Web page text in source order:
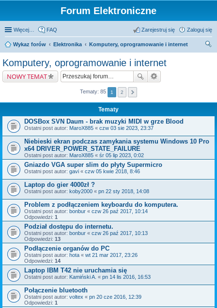
Forum Elektroniczne
Więcej… FAQ Zaloguj się
Zarejestruj się
Wykaz forów Elektronika
Komputery, oprogramowanie i internet
Komputery, oprogramowanie i internet
NOWY TEMAT
Tematy: 85 1 2
Tematy
DOSBox SVN Daum - brak muzyki MIDI w grze Blood
Ostatni post autor: MaroX885 « czw 03 sie 2023, 23:37
Niebieski ekran podczas zamykania systemu Windows 10 Pro
x64 DRIVER_POWER_STATE_FAILURE
Ostatni post autor: MaroX885 « śr 05 lip 2023, 0:02
Gniazdo VGA super slim do płyty Supermicro
Ostatni post autor: gavi « czw 05 kwie 2018, 8:46
Laptop do gier 4000zł ?
Ostatni post autor: koby2000 « pn 22 sty 2018, 14:08
Problem z podłączeniem keyboardu do komputera.
Ostatni post autor: bonbur « czw 26 paź 2017, 10:14
Odpowiedzi: 1
Podział dostępu do internetu.
Ostatni post autor: bonbur « czw 26 paź 2017, 10:13
Odpowiedzi: 13
Podłączenie organów do PC
Ostatni post autor: hota « wt 21 mar 2017, 23:26
Odpowiedzi: 14
Laptop IBM T42 nie uruchamia się
Ostatni post autor: Kamiński A. « pn 14 lis 2016, 16:53
Połączenie bluetooth
Ostatni post autor: voltex « pn 20 cze 2016, 12:39
Odpowiedzi: 1